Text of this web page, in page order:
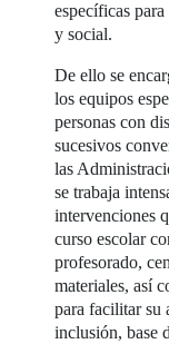
específicas
y social.
De ello se
los equipos
personas con
sucesivos
las
se trabaja
intervenciones
curso escolar
profesorado,
materiales, así
para facilitar su
inclusión, base